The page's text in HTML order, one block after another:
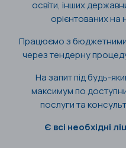
освіти, інших
орієнтованих на
Працюємо з бюджетними
через тендерну
На запит під будь-
максимум по
послуги та
Є всі необхідні